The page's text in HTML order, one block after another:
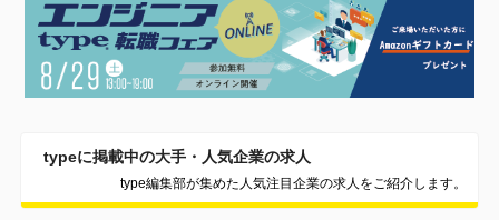
typeに掲載中の大手・人気企業の求人
type編集部が集めた人気注目企業の求人をご紹介します。